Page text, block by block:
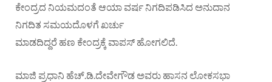
ಕೇಂದ್ರದ ನಿಯಮದಂತೆ ಆಯಾ ವರ್ಷ ನಿಗದಿಪಡಿಸಿದ ಅನುದಾನ
ನಿಗದಿತ ಸಮಯದೊಳಗೆ ಖರ್ಚು
ಮಾಡದಿದ್ದರೆ ಹಣ ಕೇಂದ್ರಕ್ಕೆ ವಾಪಸ್ ಹೋಗಲಿದೆ.
ಮಾಜಿ ಪ್ರಧಾನಿ ಹೆಚ್.ಡಿ.ದೇವೇಗೌಡ ಅವರು ಹಾಸನ ಲೋಕಸಭಾ